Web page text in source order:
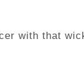
with that